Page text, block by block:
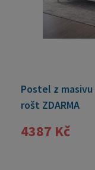
Postel z masivu
rošt ZDARMA
4387 Kč